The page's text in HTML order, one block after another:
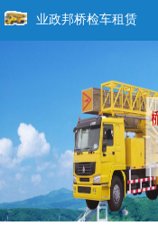
业政邦桥检车租赁